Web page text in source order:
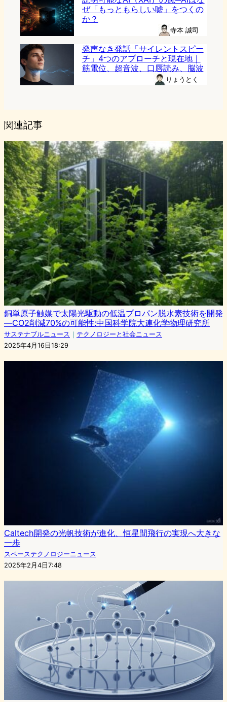
ぜ「もっともらしい嘘」をつくの
か？
寺本 誠司
発声なき発話「サイレントスピー
チ」4つのアプローチと現在地｜
筋電位、超音波、口唇読み、脳波
りょうとく
関連記事
銅単原子触媒で太陽光駆動の低温プロパン脱水素技術を開発
—CO2削減70%の可能性:中国科学院大連化学物理研究所
サステナブルニュース ｜ テクノロジーと社会ニュース
2025年4月16日18:29
Caltech開発の光帆技術が進化、恒星間飛行の実現へ大きな
一歩
スペーステクノロジーニュース
2025年2月4日7:48